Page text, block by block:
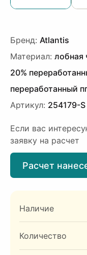
Бренд: Atlantis
Материал: лобная
20%
переработанный
Артикул: 254179-S
Если вас
заявку на расчет
Расчет
Наличие
Количество